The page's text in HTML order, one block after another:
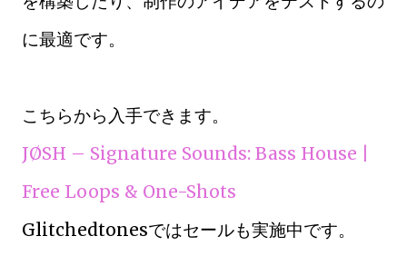
に最適です。
こちらから入手できます。
JØSH – Signature Sounds: Bass House |
Free Loops & One-Shots
Glitchedtonesではセールも実施中です。